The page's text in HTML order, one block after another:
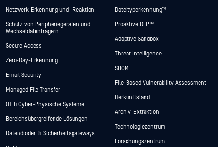
Netzwerk-Erkennung und -Reaktion
Schutz von Peripheriegeräten und
Wechseldatenträgern
Secure Access
Zero-Day-Erkennung
Email Security
Managed File Transfer
OT & Cyber-Physische Systeme
Bereichsübergreifende Lösungen
Datendioden & Sicherheitsgateways
Dateityperkennung™
Proaktive DLP™
Adaptive Sandbox
Threat Intelligence
SBOM
File-Based Vulnerability Assessment
Herkunftsland
Archiv-Extraktion
Technologiezentrum
Forschungszentrum